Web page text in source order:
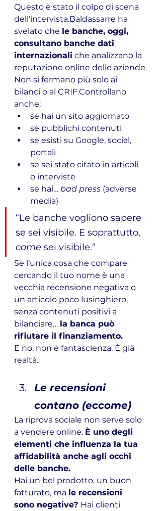
Questo è stato il colpo di scena
dell’intervista.Baldassarre ha
svelato che le banche, oggi,
consultano banche dati
internazionali che analizzano la
reputazione online delle aziende.
Non si fermano più solo ai
bilanci o al CRIF.Controllano
anche:
se hai un sito aggiornato
se pubblichi contenuti
se esisti su Google, social,
portali
se sei stato citato in articoli
o interviste
se hai… bad press (adverse
media)
“Le banche vogliono sapere
se sei visibile. E soprattutto,
come sei visibile.”
Se l’unica cosa che compare
cercando il tuo nome è una
vecchia recensione negativa o
un articolo poco lusinghiero,
senza contenuti positivi a
bilanciare… la banca può
rifiutare il finanziamento.
E no, non è fantascienza. È già
realtà.
Le recensioni
contano (eccome)
La riprova sociale non serve solo
a vendere online. È uno degli
elementi che influenza la tua
affidabilità anche agli occhi
delle banche.
Hai un bel prodotto, un buon
fatturato, ma le recensioni
sono negative? Hai clienti